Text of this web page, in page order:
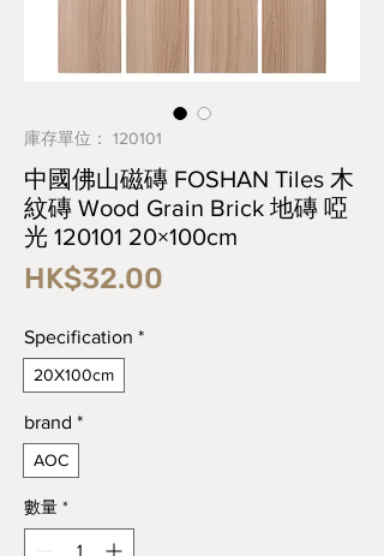
庫存單位： 120101
中國佛山磁磚 FOSHAN Tiles 木
紋磚 Wood Grain Brick 地磚 啞
光 120101 20×100cm
HK$32.00
Specification *
20X100cm
brand *
AOC
數量 *